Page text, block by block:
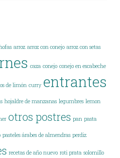
arroz arroz con conejo arroz con setas
caza conejo conejo en escabeche
de limón curry entrantes
hojaldre de manzanas legumbres lemon
otros postres pan pasta
pasteles árabes de almendras perdiz
recetas de año nuevo roti prata solomillo